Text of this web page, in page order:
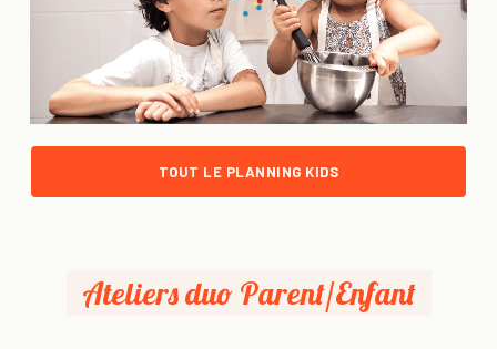
TOUT LE PLANNING KIDS
Ateliers duo Parent/Enfant